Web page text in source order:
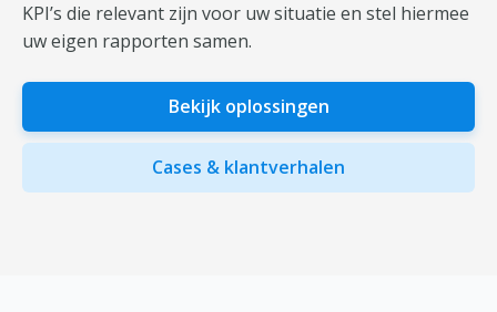
KPI’s die relevant zijn voor uw situatie en stel hiermee
uw eigen rapporten samen.
Bekijk oplossingen
Cases & klantverhalen